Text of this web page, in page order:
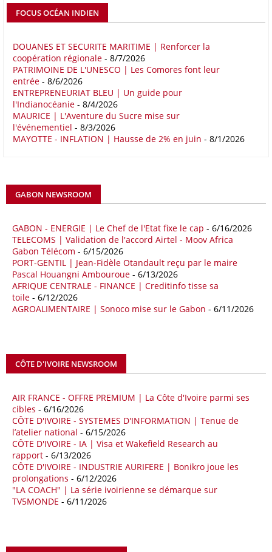
détermine un rapport publié début mai 2026 par le cabinet de conseil
Boston Consulting Group (BCG). Intitulé « Strengthening the Africa-
rapport note que les relations entre l'Afrique et l'Europe trouvent leur
fondement dans la proximité géographique et des dynamiques socio-
économiques complémentaires.
16/05/26 COMMERCE CHINE - AFRIQUE
Le déficit commercial de l’Afrique avec la Chine s’est creusé de 48,27
% au cours des quatre premiers mois de 2026 comparativement à la
même période de 2025 pour s’établir à 36,8 milliards de dollars, en
avril, à 81,82 milliards de dollars. Durant la même période, les
importations chinoises en provenance du continent ont atteint 45,02
quatre premiers mois de 2025.
09/05/26 ITALIE - LIBYE
Les deux pays veulent accélérer leurs projets gaziers communs, afin
de sécuriser davantage les approvisionnements énergétiques en
Méditerranée, dans un contexte marqué par des tensions
géopolitiques internationales et des perturbations sur le marché
mondial du gaz. Réunis à Rome le jeudi 7 mai, la Première ministre
coopération et les investissements dans le secteur énergétique. Cette
séquence survient alors que Rome cherche à réduire son exposition
18/04/26 ALGERIE - BP
La multinationale BP signe son retour en Algérie où un permis de
prospection d’hydrocarbures dans le bassin oriental lui a été attribué
par l’Agence nationale pour la valorisation des ressources en
hydrocarbures (ALNAFT). L’information rendue publique mercredi 15
avril par l’institution, intervient dans le cadre de sa politique de relance
de l’exploration. Le périmètre concerné se situe dans une zone de
l’est du pays jugée peu explorée malgré son potentiel. BP pourra y
lancer ses premières opérations de prospection sur le terrain portant
FOCUS OCÉAN INDIEN
DOUANES ET SECURITE MARITIME | Renforcer la
coopération régionale - 8/7/2026
PATRIMOINE DE L'UNESCO | Les Comores font leur
entrée - 8/6/2026
ENTREPRENEURIAT BLEU | Un guide pour
l'Indianocéanie - 8/4/2026
MAURICE | L'Aventure du Sucre mise sur
l'événementiel - 8/3/2026
MAYOTTE - INFLATION | Hausse de 2% en juin - 8/1/2026
GABON NEWSROOM
GABON - ENERGIE | Le Chef de l'Etat fixe le cap - 6/16/2026
TELECOMS | Validation de l'accord Airtel - Moov Africa
Gabon Télécom - 6/15/2026
PORT-GENTIL | Jean-Fidèle Otandault reçu par le maire
Pascal Houangni Ambouroue - 6/13/2026
AFRIQUE CENTRALE - FINANCE | Creditinfo tisse sa
toile - 6/12/2026
AGROALIMENTAIRE | Sonoco mise sur le Gabon - 6/11/2026
CÔTE D'IVOIRE NEWSROOM
AIR FRANCE - OFFRE PREMIUM | La Côte d'Ivoire parmi ses
cibles - 6/16/2026
CÔTE D'IVOIRE - SYSTEMES D'INFORMATION | Tenue de
l’atelier national - 6/15/2026
CÔTE D'IVOIRE - IA | Visa et Wakefield Research au
rapport - 6/13/2026
CÔTE D'IVOIRE - INDUSTRIE AURIFERE | Bonikro joue les
prolongations - 6/12/2026
"LA COACH" | La série ivoirienne se démarque sur
TV5MONDE - 6/11/2026